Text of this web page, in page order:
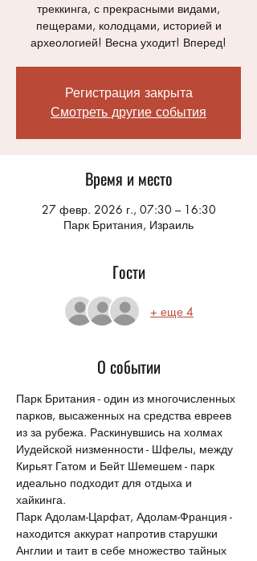
треккинга, с прекрасными видами,
пещерами, колодцами, историей и
археологией! Весна уходит! Вперед!
Регистрация закрыта
Смотреть другие события
Время и место
27 февр. 2026 г., 07:30 – 16:30
Парк Британия, Израиль
Гости
+ еще 4
О событии
Парк Британия - один из многочисленных
парков, высаженных на средства евреев
из за рубежа. Раскинувшись на холмах
Иудейской низменности - Шфелы, между
Кирьят Гатом и Бейт Шемешем - парк
идеально подходит для отдыха и
хайкинга.
Парк Адолам-Царфат, Адолам-Франция -
находится аккурат напротив старушки
Англии и таит в себе множество тайных